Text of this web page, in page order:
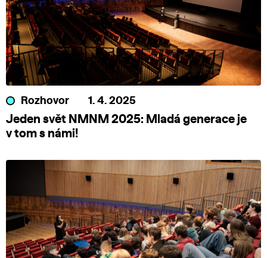
Rozhovor 1. 4. 2025
Jeden svět NMNM 2025: Mladá generace je
v tom s námi!